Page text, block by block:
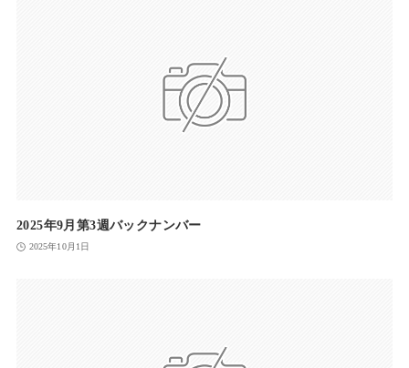
2025年9月第3週バックナンバー
2025年10月1日